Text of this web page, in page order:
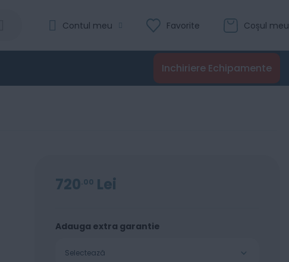
Coșul meu
Favorite
Contul meu
Inchiriere Echipamente
720 00 Lei
Adauga extra garantie
Selectează
Evaluare:
0
% of 100
Recenzii
Adaugă în coș